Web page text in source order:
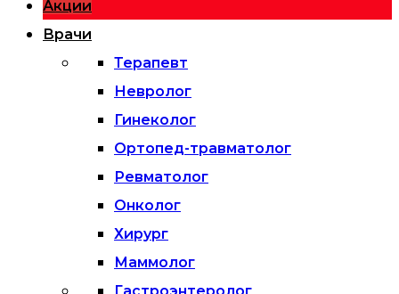
Акции
Врачи
Терапевт
Невролог
Гинеколог
Ортопед-травматолог
Ревматолог
Онколог
Хирург
Маммолог